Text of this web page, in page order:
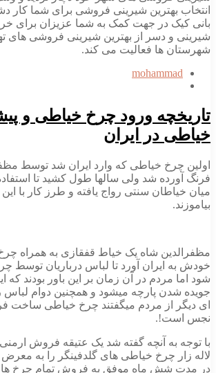
انتخاب بهترین شیرینی فروشی برای شما کار
بانی کیک در جهت کمک به شما عزیزان برای
شیرینی و دسر از بهترین شیرینی فروشی های
شهرستان ها فعالیت می کند.
mohammad
تاریخچه ورود چرخ خیاطی و
خیاطی در ایران
اولین چرخ خیاطی که وارد ایران شد توسط
فرنگ آورده شد ولی سالها طول کشید تا
میان خیاطان سنتی رواج یافته و طرز کار با این
بیاموزند.
مظفرالدین شاه یک خیاط قفقازی به همراه
خودش به ایران آورد تا لباس درباریان توسط
شود اما مردم در آن زمان بر این باور بودند که
جویده شدن پارچه میشود و همچنین دوام لباس
ای دیگر از مردم میگفتند چرخ خیاطی ساخت
نجس است!.
با توجه به آنچه گفته شد یک عتیقه فروش ارمنی
لاله زار چرخ خیاطی های گلدفینگر را به
در مدت شش ماه موفق به فروش تمام چرخ